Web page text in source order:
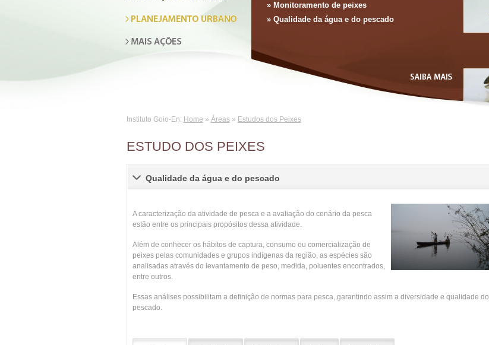
» Monitoramento de peixes
» Qualidade da água e do pescado
» Oficinas para estudantes
» Encontros com agricultores
Instituto Goio-En: Home » Áreas» Estudos dos Peixes
ESTUDO DOS PEIXES
Qualidade da água e do pescado
A caracterização da atividade de pesca e a avaliação do cenário da pesca
estão entre os principais propósitos dessa atividade.
Além de conhecer os hábitos de captura, consumo ou comercialização de
peixes pelas comunidades e grupos indígenas da região, as espécies são
analisadas através do levantamento de peso, medida, poluentes encontrados,
entre outros.
Essas análises possibilitam a definição de normas para pesca, garantindo assim a diversidade e qualidade do
pescado.